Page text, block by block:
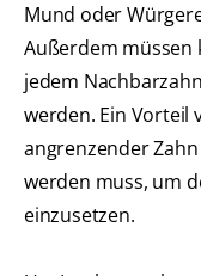
Mund oder
Außerdem müssen
jedem
werden. Ein Vorteil
angrenzender
werden muss, um
einzusetzen.